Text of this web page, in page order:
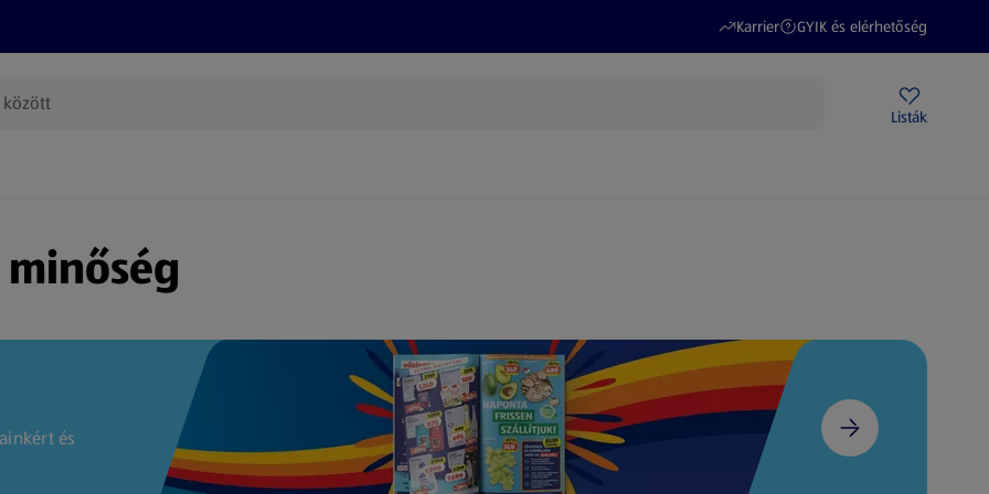
Karrier
(új oldalon nyílik meg)
GYIK és elérhetőség
(új oldalon nyílik meg)
Listák
és